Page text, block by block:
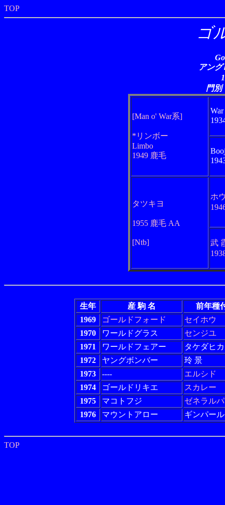
TOP
ゴ
アング
門別
[Man o' War系]
*リンボー
Limbo
1949 鹿毛
タツキヨ
1955 鹿毛 AA
[Ntb]
ホ
武
生年 産 駒 名
前年種
1969
ゴールドフォード
セイホウ
1970
ワールドグラス
センジユ
1971
ワールドフェアー
タケダヒ
1972
ヤングボンバー
玲 景
1973
----
エルシド
1974
ゴールドリキエ
スカレー
1975
マコトフジ
ゼネラル
1976
マウントアロー ギンパール
TOP